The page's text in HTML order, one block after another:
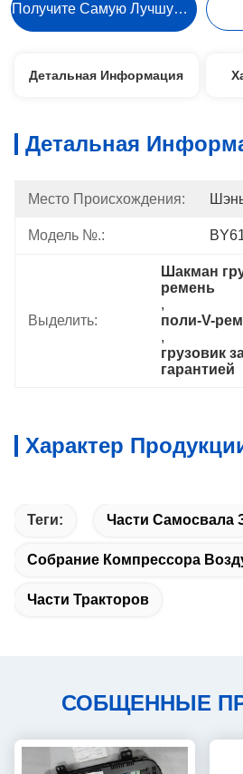
Получите Самую Лучшую Цену
Детальная Информация
Детальная
Место Происхождения:
Модель №.:
Выделить:
Шакман
ремень
,
поли-V-
,
грузовик
гарантией
Характер
Теги: Части Самосвала
Собрание Компрессора
Части Тракторов
СОБЩЕННЫЕ